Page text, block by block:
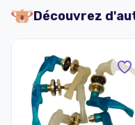
Découvrez